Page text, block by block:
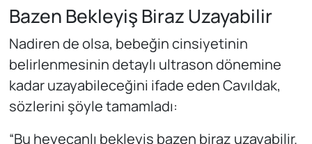
Bazen Bekleyiş Biraz Uzayabilir
Nadiren de olsa, bebeğin cinsiyetinin
belirlenmesinin detaylı ultrason dönemine
kadar uzayabileceğini ifade eden Cavıldak,
sözlerini şöyle tamamladı:
“Bu heyecanlı bekleyiş bazen biraz uzayabilir.